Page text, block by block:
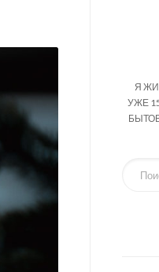
Я
УЖЕ